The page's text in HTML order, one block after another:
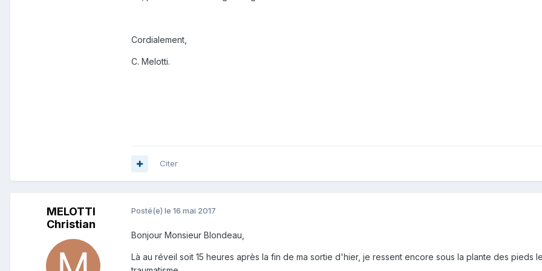
Cordialement,
C. Melotti.
Citer
MELOTTI
Christian
Posté(e) le 16 mai 2017
Bonjour Monsieur Blondeau,
Là au réveil soit 15 heures après la fin de ma sortie d'hier, je ressent encore sous la plante des pieds